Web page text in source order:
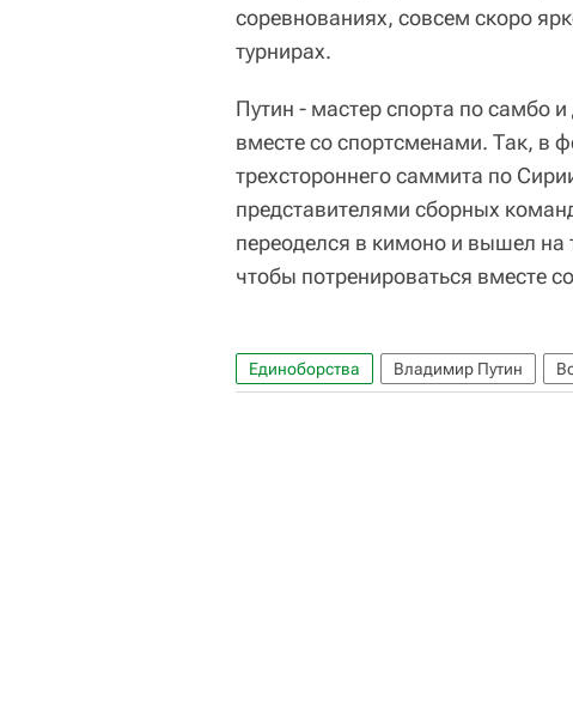
соревнованиях, совсем скоро
турнирах.
Путин - мастер спорта по самбо
вместе со спортсменами. Так, в
трехстороннего саммита по
представителями сборных
переоделся в кимоно и вышел
чтобы потренироваться вместе
Единоборства Владимир Путин